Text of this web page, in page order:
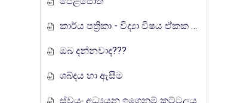
කාර්ය පත්‍රිකා - විද්‍යා විෂය ඒකක සංවර්ධන වැඩසටහන, මතුගම අධ්‍යාපන කලාපය
ඔබ දන්නවාද???
ශබ්දය හා ඇසීම
ස්වයං අධ්‍යයන ඉගෙනුම් කට්ටලය